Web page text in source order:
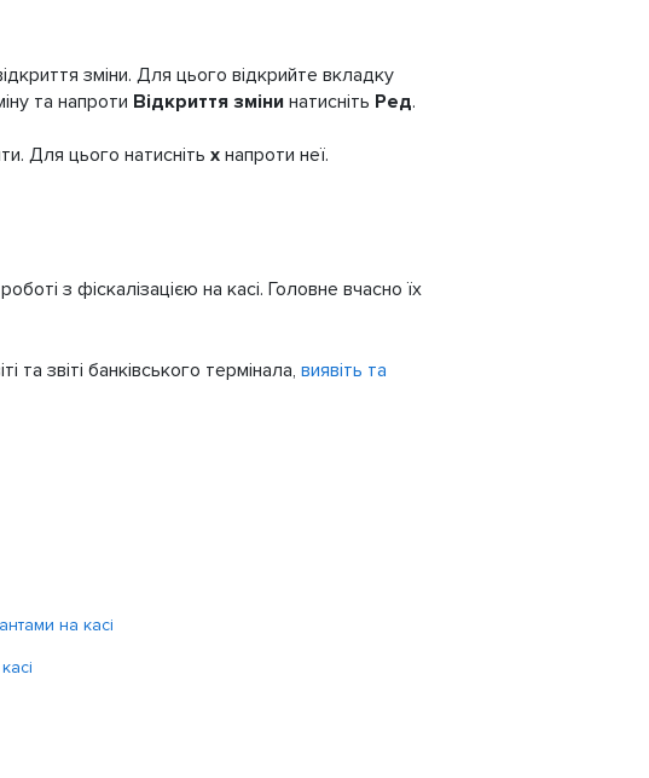
зміни. Для цього відкрийте вкладку
та напроти Відкриття змінинатисніть Ред.
Для цього натисніть хнапроти неї.
з фіскалізацією на касі. Головне вчасно їх
та звіті банківського термінала, виявіть та
на касі